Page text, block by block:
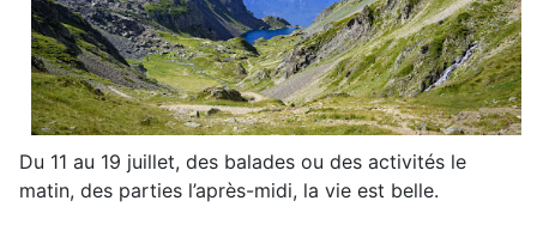
Du 11 au 19 juillet, des balades ou des activités le
matin, des parties l’après-midi, la vie est belle.